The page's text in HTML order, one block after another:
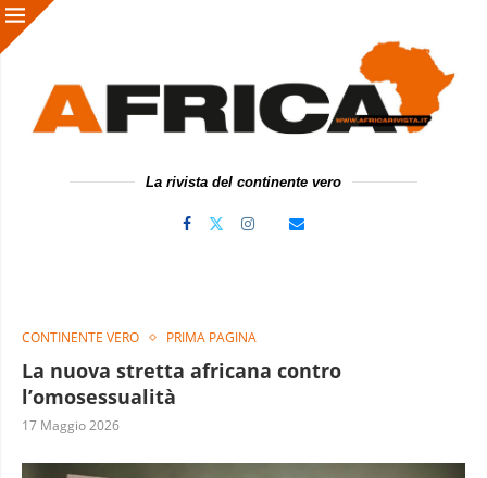
La rivista del continente vero
CONTINENTE VERO PRIMA PAGINA
La nuova stretta africana contro
l’omosessualità
17 Maggio 2026